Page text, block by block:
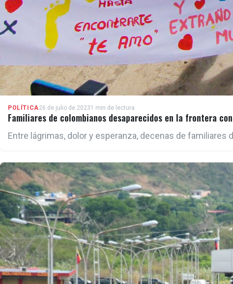
POLÍTICA26 de julio de 20231 min de lectura
Familiares de colombianos desaparecidos en la frontera
Entre lágrimas, dolor y esperanza, decenas de